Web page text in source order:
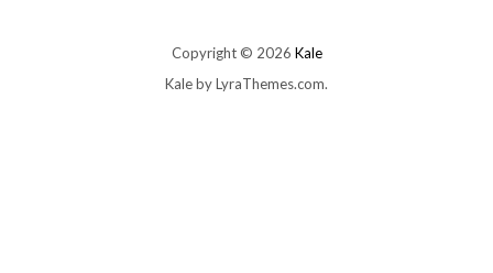
Copyright © 2026 Kale
Kaleby LyraThemes.com.